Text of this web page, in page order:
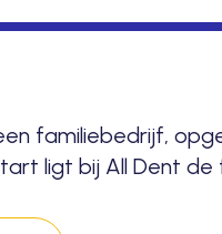
familiebedrijf,
ligt bij All Dent de